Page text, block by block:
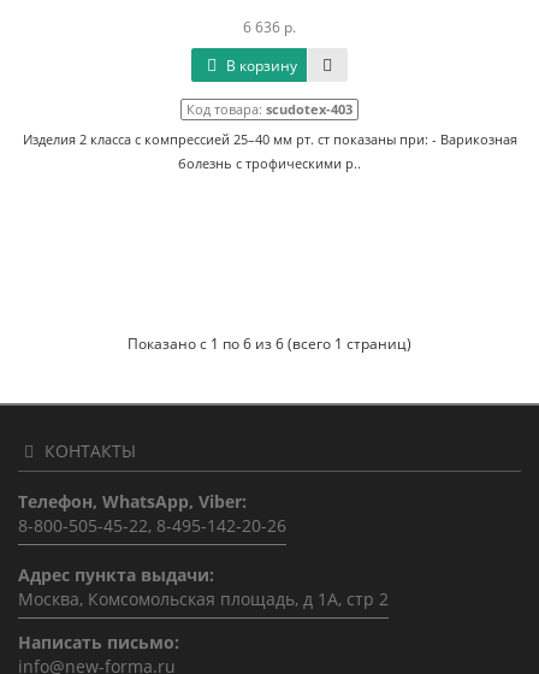
6 636 р.
В корзину
Код товара: scudotex-403
Изделия 2 класса с компрессией 25–40 мм рт. ст показаны при: - Варикозная
болезнь с трофическими р..
Показано с 1 по 6 из 6 (всего 1 страниц)
КОНТАКТЫ
Телефон, WhatsApp, Viber:
8-800-505-45-22, 8-495-142-20-26
Адрес пункта выдачи:
Москва, Комсомольская площадь, д 1А, стр 2
Написать письмо:
info@new-forma.ru